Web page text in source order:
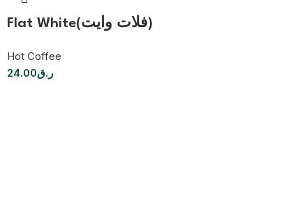
Flat White(فلات وايت)
Hot Coffee
ر.ق24.00